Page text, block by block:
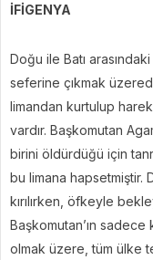
İFİGENYA
Doğu ile Batı
seferine çıkmak
limandan kurtulup
vardır. Başkomutan
birini öldürdüğü için
bu limana hapsetmiştir.
kırılırken, öfkeyle
Başkomutan’ın
olmak üzere, tüm ülke